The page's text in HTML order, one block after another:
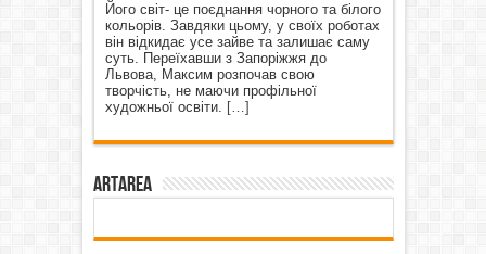
Його світ- це поєднання чорного та білого
кольорів. Завдяки цьому, у своїх роботах
він відкидає усе зайве та залишає саму
суть. Переїхавши з Запоріжжя до
Львова, Максим розпочав свою
творчість, не маючи профільної
художньої освіти. […]
ArtArea